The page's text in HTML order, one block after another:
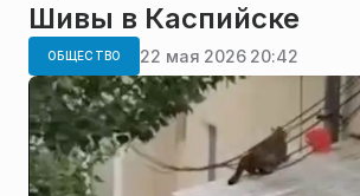
Шивы в Каспийске
ОБЩЕСТВО 22 мая 2026 20:42